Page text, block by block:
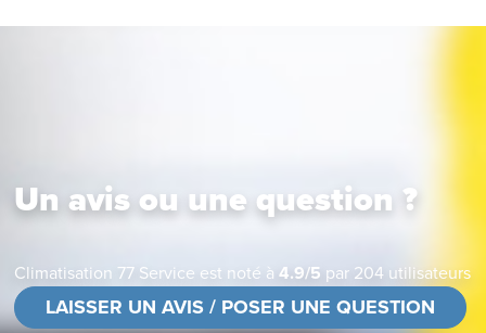
Un avis ou une question ?
Climatisation 77 Service est noté à4.9/5 par 204 utilisateurs
LAISSER UN AVIS / POSER UNE QUESTION